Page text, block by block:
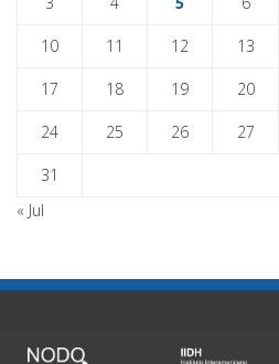
10 11 12 13
17 18 19 20
24 25 26 27
31
« Jul